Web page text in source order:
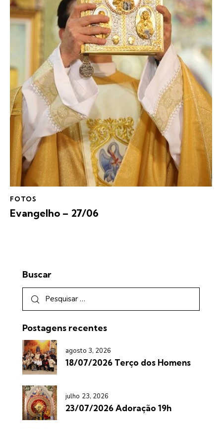
FOTOS
Evangelho – 27/06
Buscar
Postagens recentes
agosto 3, 2026
18/07/2026 Terço dos Homens
julho 23, 2026
23/07/2026 Adoração 19h